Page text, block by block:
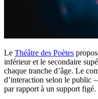
Le Théâtre des Poètes
inférieur et le secondaire
chaque tranche d’âge. Le
d’interaction selon le public
par rapport à un support figé.